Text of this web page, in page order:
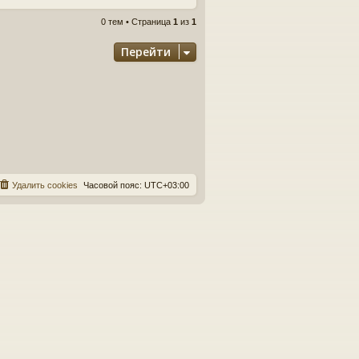
0 тем • Страница 1 из 1
Перейти
Часовой пояс: UTC+03:00
Удалить cookies